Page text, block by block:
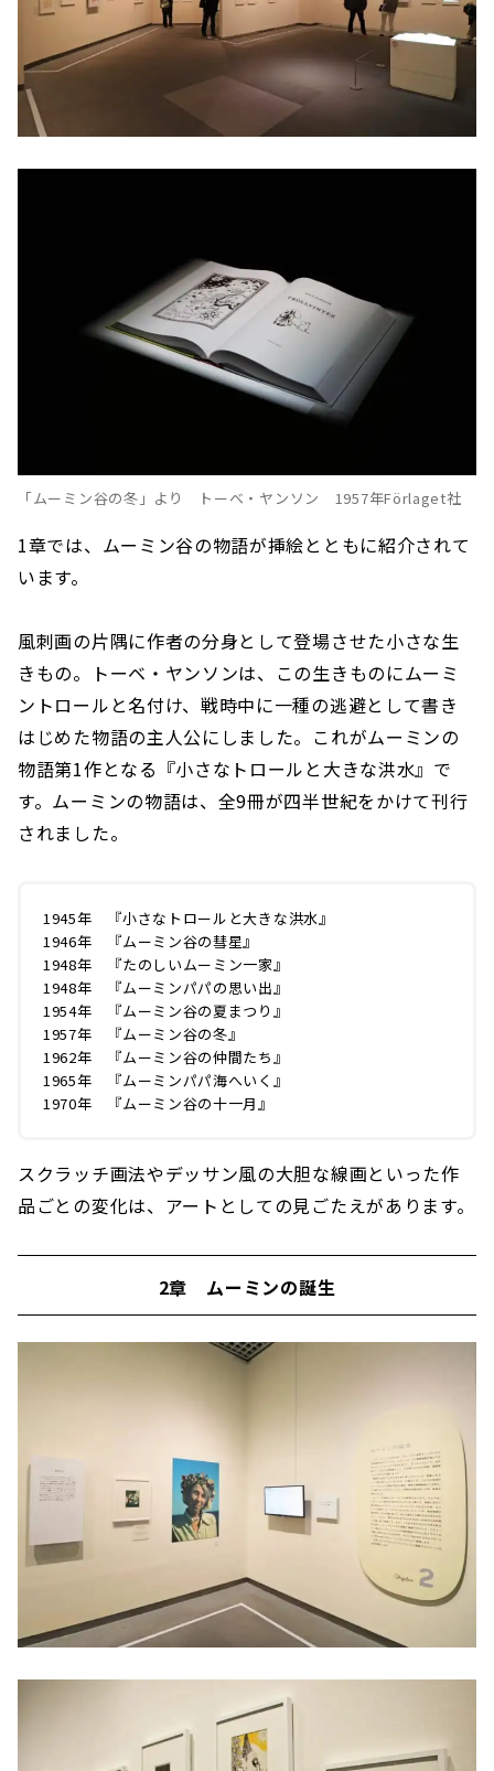
「ムーミン谷の冬」より トーベ・ヤンソン 1957年Förlaget社
1章では、ムーミン谷の物語が挿絵とともに紹介されて
います。
風刺画の片隅に作者の分身として登場させた小さな生
きもの。トーベ・ヤンソンは、この生きものにムーミ
ントロールと名付け、戦時中に一種の逃避として書き
はじめた物語の主人公にしました。これがムーミンの
物語第1作となる『小さなトロールと大きな洪水』で
す。ムーミンの物語は、全9冊が四半世紀をかけて刊行
されました。
1945年 『小さなトロールと大きな洪水』
1946年 『ムーミン谷の彗星』
1948年 『たのしいムーミン一家』
1948年 『ムーミンパパの思い出』
1954年 『ムーミン谷の夏まつり』
1957年 『ムーミン谷の冬』
1962年 『ムーミン谷の仲間たち』
1965年 『ムーミンパパ海へいく』
1970年 『ムーミン谷の十一月』
スクラッチ画法やデッサン風の大胆な線画といった作
品ごとの変化は、アートとしての見ごたえがあります。
2章 ムーミンの誕生